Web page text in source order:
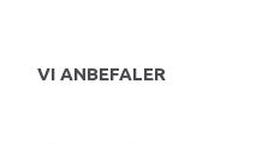
VI ANBEFALER